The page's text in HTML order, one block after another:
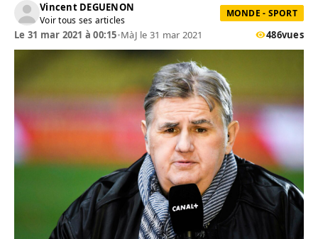
Vincent DEGUENON
Voir tous ses articles
MONDE - SPORT
Le 31 mar 2021 à 00:15•MàJ le 31 mar 2021 486vues